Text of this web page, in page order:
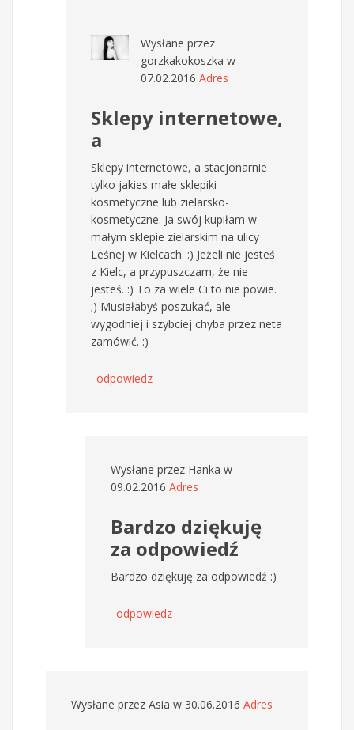
Wysłane przez
gorzkakokoszka w
07.02.2016 Adres
Sklepy internetowe,
a
Sklepy internetowe, a stacjonarnie
tylko jakies małe sklepiki
kosmetyczne lub zielarsko-
kosmetyczne. Ja swój kupiłam w
małym sklepie zielarskim na ulicy
Leśnej w Kielcach. :) Jeżeli nie jesteś
z Kielc, a przypuszczam, że nie
jesteś. :) To za wiele Ci to nie powie.
;) Musiałabyś poszukać, ale
wygodniej i szybciej chyba przez neta
zamówić. :)
odpowiedz
Wysłane przez Hanka w
09.02.2016 Adres
Bardzo dziękuję
za odpowiedź
Bardzo dziękuję za odpowiedź :)
odpowiedz
Wysłane przez Asia w 30.06.2016 Adres